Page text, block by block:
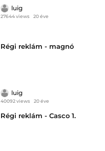
luig
27644 views 20 éve
Régi reklám - magnó
luig
40092 views 20 éve
Régi reklám - Casco 1.